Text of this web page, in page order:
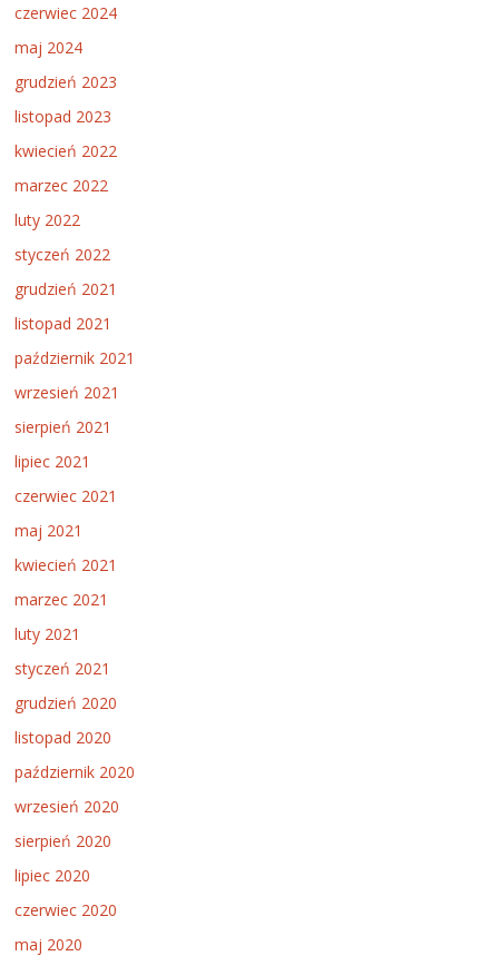
czerwiec 2024
maj 2024
grudzień 2023
listopad 2023
kwiecień 2022
marzec 2022
luty 2022
styczeń 2022
grudzień 2021
listopad 2021
październik 2021
wrzesień 2021
sierpień 2021
lipiec 2021
czerwiec 2021
maj 2021
kwiecień 2021
marzec 2021
luty 2021
styczeń 2021
grudzień 2020
listopad 2020
październik 2020
wrzesień 2020
sierpień 2020
lipiec 2020
czerwiec 2020
maj 2020